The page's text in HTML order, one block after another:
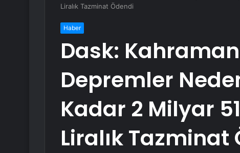
Liralık Tazminat Ödendi
Haber
Dask:
Depremler
Kadar 2 Milyar
Liralık Tazminat